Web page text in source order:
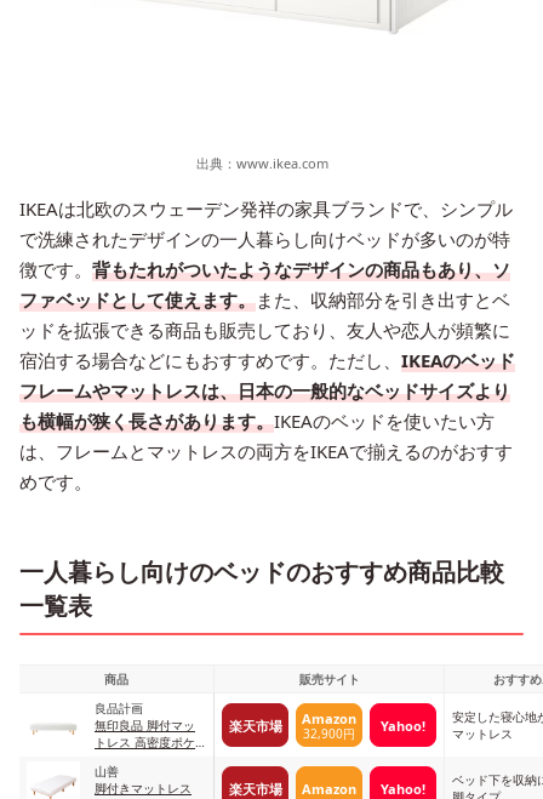
出典： www.ikea.com
IKEAは北欧のスウェーデン発祥の家具ブランドで、シンプル
で洗練されたデザインの一人暮らし向けベッドが多いのが特
徴です。 背もたれがついたようなデザインの商品もあり、ソ
ファベッドとして使えます。また、収納部分を引き出すとベ
ッドを拡張できる商品も販売しており、友人や恋人が頻繁に
宿泊する場合などにもおすすめです。ただし、 IKEAのベッド
フレームやマットレスは、日本の一般的なベッドサイズより
も横幅が狭く長さがあります。IKEAのベッドを使いたい方
は、フレームとマットレスの両方をIKEAで揃えるのがおすす
めです。
一人暮らし向けのベッドのおすすめ商品比較
一覧表
商品 販売サイト
おすす
良品計画
無印良品 脚付マッ
トレス 高密度ポケ
楽天市場 Amazon
32,900円 Yahoo!
安定した寝心地
マットレス
山善
脚付きマットレス
楽天市場 Amazon Yahoo!
ベッド下を収納